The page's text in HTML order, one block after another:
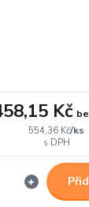
554,36 Kč/ks
Kč